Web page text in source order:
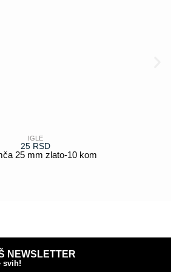
IGLE
25 RSD
25 mm zlato-10 kom
NEWSLETTER
svih!